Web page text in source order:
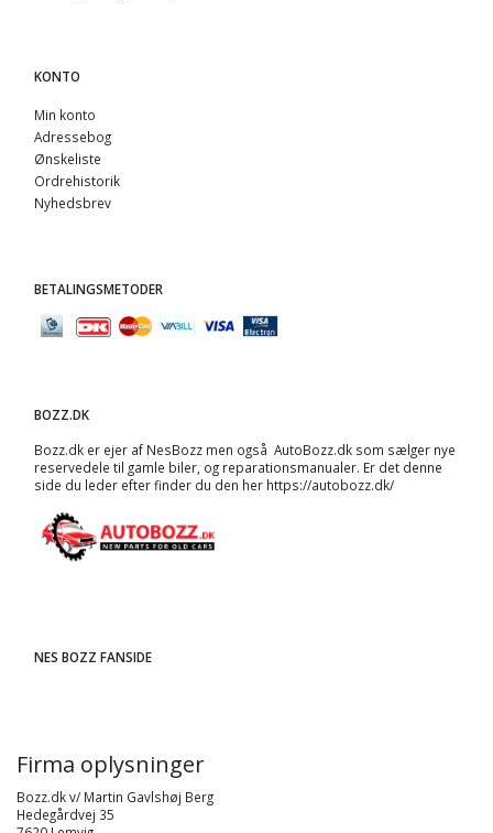
KONTO
Min konto
Adressebog
Ønskeliste
Ordrehistorik
Nyhedsbrev
BETALINGSMETODER
BOZZ.DK
Bozz.dk er ejer af NesBozz men også AutoBozz.dk som sælger nye
reservedele til gamle biler, og reparationsmanualer. Er det denne
side du leder efter finder du den her https://autobozz.dk/
NES BOZZ FANSIDE
Firma oplysninger
Bozz.dk v/ Martin Gavlshøj Berg
Hedegårdvej 35